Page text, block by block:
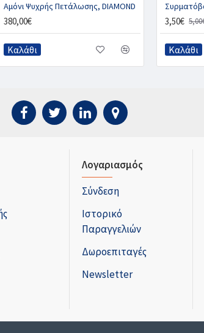
Αμόνι Ψυχρής Πετάλωσης, DIAMOND
380,00€
Καλάθι
3,50€
Καλάθι
Λογαριασμός
Σύνδεση
Ιστορικό
Παραγγελιών
Δωροεπιταγές
Newsletter